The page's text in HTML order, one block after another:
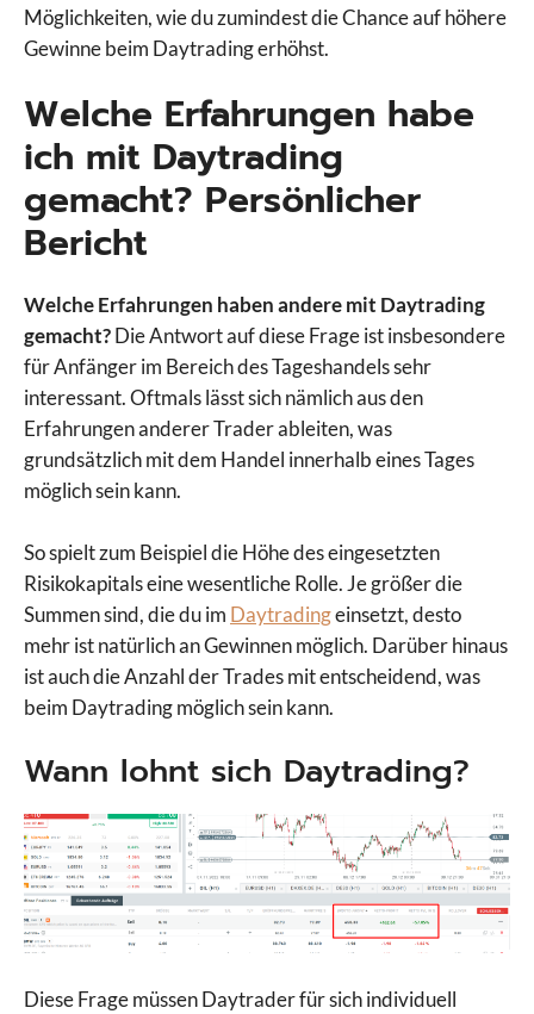
Möglichkeiten, wie du zumindest die Chance auf höhere
Gewinne beim Daytrading erhöhst.
Welche Erfahrungen habe
ich mit Daytrading
gemacht? Persönlicher
Bericht
Welche Erfahrungen haben andere mit Daytrading
gemacht?Die Antwort auf diese Frage ist insbesondere
für Anfänger im Bereich des Tageshandels sehr
interessant. Oftmals lässt sich nämlich aus den
Erfahrungen anderer Trader ableiten, was
grundsätzlich mit dem Handel innerhalb eines Tages
möglich sein kann.
So spielt zum Beispiel die Höhe des eingesetzten
Risikokapitals eine wesentliche Rolle. Je größer die
Summen sind, die du im Daytradingeinsetzt, desto
mehr ist natürlich an Gewinnen möglich. Darüber hinaus
ist auch die Anzahl der Trades mit entscheidend, was
beim Daytrading möglich sein kann.
Wann lohnt sich Daytrading?
Diese Frage müssen Daytrader für sich individuell